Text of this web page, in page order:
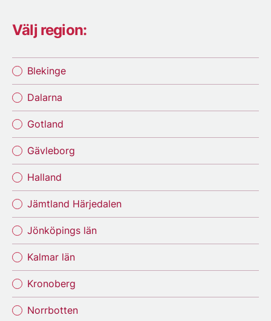
Välj region:
Blekinge
Dalarna
Gotland
Gävleborg
Halland
Jämtland Härjedalen
Jönköpings län
Kalmar län
Kronoberg
Norrbotten